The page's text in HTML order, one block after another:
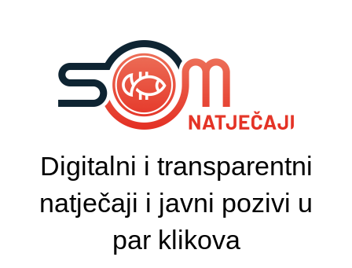
Digitalni i transparentni
natječaji i javni pozivi u
par klikova